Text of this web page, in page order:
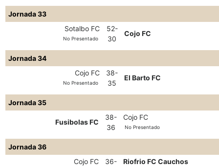
Jornada 33
Sotalbo FC
No Presentado
52-
30
Cojo FC
Jornada 34
Cojo FC
No Presentado
38-
35
El Barto FC
Jornada 35
Fusibolas FC
38-
36
Cojo FC
No Presentado
Jornada 36
Cojo FC
36-
Riofrio FC Cauchos